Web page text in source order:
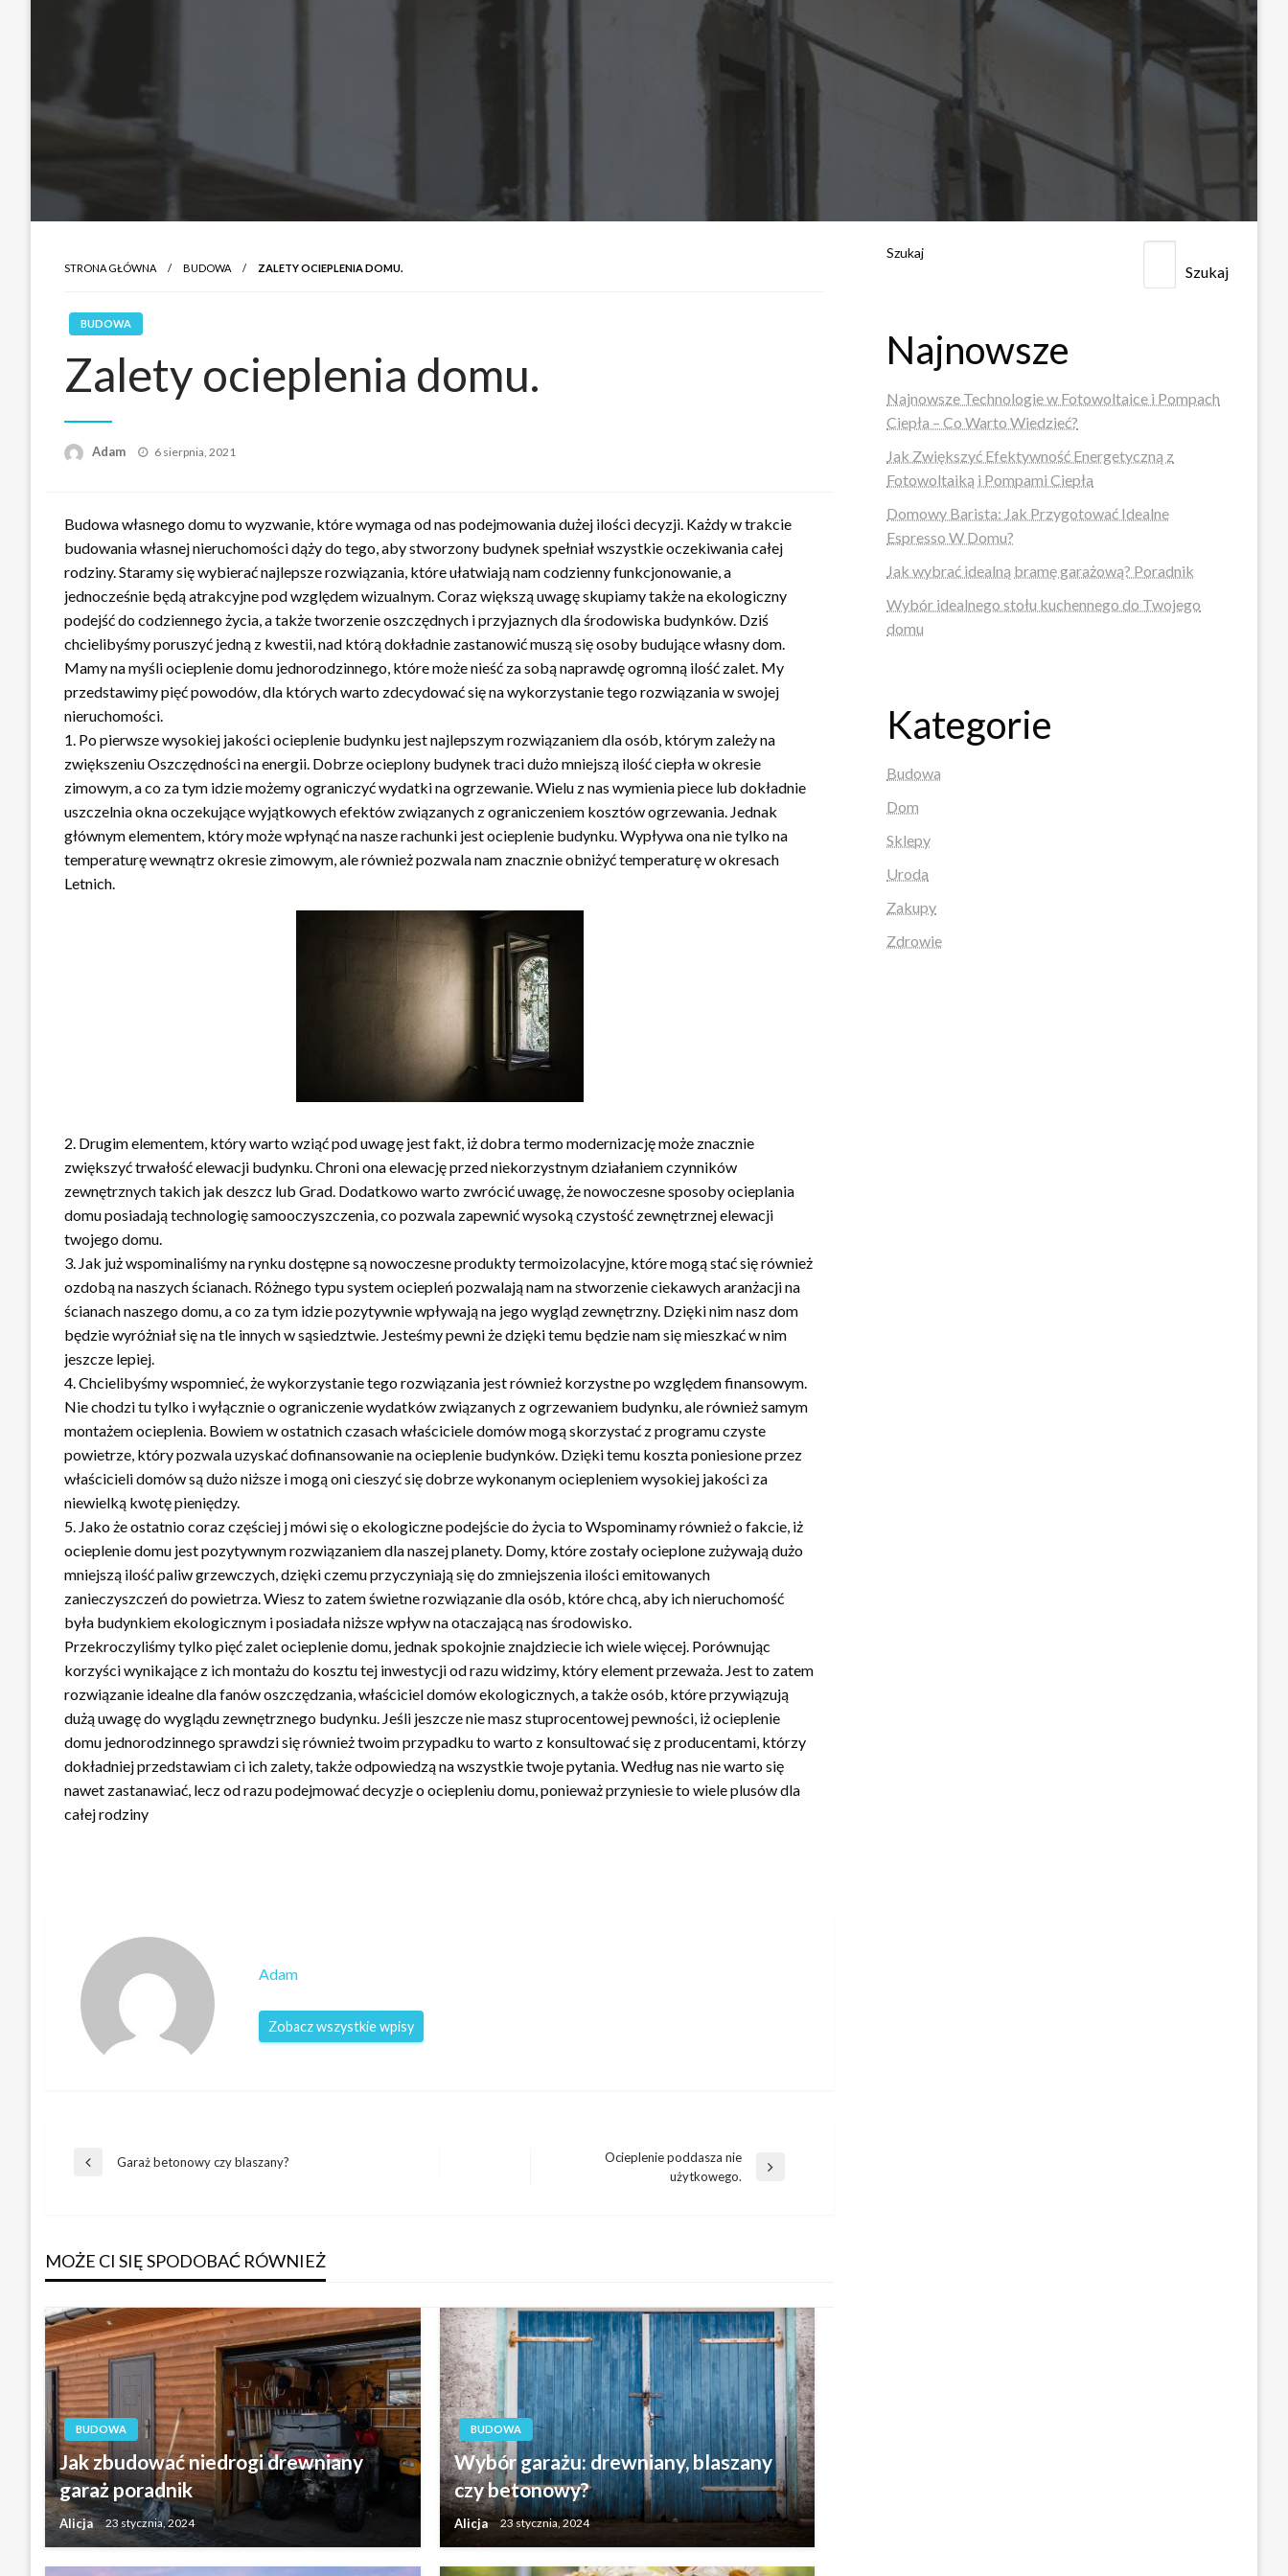
STRONA GŁÓWNA BUDOWA ZALETY OCIEPLENIA DOMU.
BUDOWA
Zalety ocieplenia domu.
Adam
Opublikowane
6 sierpnia, 2021
Budowa własnego domu to wyzwanie, które wymaga od nas podejmowania dużej ilości decyzji. Każdy w trakcie
budowania własnej nieruchomości dąży do tego, aby stworzony budynek spełniał wszystkie oczekiwania całej
rodziny. Staramy się wybierać najlepsze rozwiązania, które ułatwiają nam codzienny funkcjonowanie, a
jednocześnie będą atrakcyjne pod względem wizualnym. Coraz większą uwagę skupiamy także na ekologiczny
podejść do codziennego życia, a także tworzenie oszczędnych i przyjaznych dla środowiska budynków. Dziś
chcielibyśmy poruszyć jedną z kwestii, nad którą dokładnie zastanowić muszą się osoby budujące własny dom.
Mamy na myśli ocieplenie domu jednorodzinnego, które może nieść za sobą naprawdę ogromną ilość zalet. My
przedstawimy pięć powodów, dla których warto zdecydować się na wykorzystanie tego rozwiązania w swojej
nieruchomości.
1. Po pierwsze wysokiej jakości ocieplenie budynku jest najlepszym rozwiązaniem dla osób, którym zależy na
zwiększeniu Oszczędności na energii. Dobrze ocieplony budynek traci dużo mniejszą ilość ciepła w okresie
zimowym, a co za tym idzie możemy ograniczyć wydatki na ogrzewanie. Wielu z nas wymienia piece lub dokładnie
uszczelnia okna oczekujące wyjątkowych efektów związanych z ograniczeniem kosztów ogrzewania. Jednak
głównym elementem, który może wpłynąć na nasze rachunki jest ocieplenie budynku. Wypływa ona nie tylko na
temperaturę wewnątrz okresie zimowym, ale również pozwala nam znacznie obniżyć temperaturę w okresach
Letnich.
2. Drugim elementem, który warto wziąć pod uwagę jest fakt, iż dobra termo modernizację może znacznie
zwiększyć trwałość elewacji budynku. Chroni ona elewację przed niekorzystnym działaniem czynników
zewnętrznych takich jak deszcz lub Grad. Dodatkowo warto zwrócić uwagę, że nowoczesne sposoby ocieplania
domu posiadają technologię samooczyszczenia, co pozwala zapewnić wysoką czystość zewnętrznej elewacji
twojego domu.
3. Jak już wspominaliśmy na rynku dostępne są nowoczesne produkty termoizolacyjne, które mogą stać się również
ozdobą na naszych ścianach. Różnego typu system ociepleń pozwalają nam na stworzenie ciekawych aranżacji na
ścianach naszego domu, a co za tym idzie pozytywnie wpływają na jego wygląd zewnętrzny. Dzięki nim nasz dom
będzie wyróżniał się na tle innych w sąsiedztwie. Jesteśmy pewni że dzięki temu będzie nam się mieszkać w nim
jeszcze lepiej.
4. Chcielibyśmy wspomnieć, że wykorzystanie tego rozwiązania jest również korzystne po względem finansowym.
Nie chodzi tu tylko i wyłącznie o ograniczenie wydatków związanych z ogrzewaniem budynku, ale również samym
montażem ocieplenia. Bowiem w ostatnich czasach właściciele domów mogą skorzystać z programu czyste
powietrze, który pozwala uzyskać dofinansowanie na ocieplenie budynków. Dzięki temu koszta poniesione przez
właścicieli domów są dużo niższe i mogą oni cieszyć się dobrze wykonanym ociepleniem wysokiej jakości za
niewielką kwotę pieniędzy.
5. Jako że ostatnio coraz częściej j mówi się o ekologiczne podejście do życia to Wspominamy również o fakcie, iż
ocieplenie domu jest pozytywnym rozwiązaniem dla naszej planety. Domy, które zostały ocieplone zużywają dużo
mniejszą ilość paliw grzewczych, dzięki czemu przyczyniają się do zmniejszenia ilości emitowanych
zanieczyszczeń do powietrza. Wiesz to zatem świetne rozwiązanie dla osób, które chcą, aby ich nieruchomość
była budynkiem ekologicznym i posiadała niższe wpływ na otaczającą nas środowisko.
Przekroczyliśmy tylko pięć zalet ocieplenie domu, jednak spokojnie znajdziecie ich wiele więcej. Porównując
korzyści wynikające z ich montażu do kosztu tej inwestycji od razu widzimy, który element przeważa. Jest to zatem
rozwiązanie idealne dla fanów oszczędzania, właściciel domów ekologicznych, a także osób, które przywiązują
dużą uwagę do wyglądu zewnętrznego budynku. Jeśli jeszcze nie masz stuprocentowej pewności, iż ocieplenie
domu jednorodzinnego sprawdzi się również twoim przypadku to warto z konsultować się z producentami, którzy
dokładniej przedstawiam ci ich zalety, także odpowiedzą na wszystkie twoje pytania. Według nas nie warto się
nawet zastanawiać, lecz od razu podejmować decyzje o ociepleniu domu, ponieważ przyniesie to wiele plusów dla
całej rodziny
Adam
Zobacz wszystkie wpisy
Nawigacja
Poprzedni
Garaż betonowy czy blaszany?
Ocieplenie poddasza nie
użytkowego.
MOŻE CI SIĘ SPODOBAĆ RÓWNIEŻ
BUDOWA
Jak zbudować niedrogi drewniany
garaż poradnik
Alicja 23 stycznia, 2024
BUDOWA
Wybór garażu: drewniany, blaszany
czy betonowy?
Alicja 23 stycznia, 2024
Szukaj
Szukaj
Najnowsze
Najnowsze Technologie w Fotowoltaice i Pompach
Ciepła – Co Warto Wiedzieć?
Jak Zwiększyć Efektywność Energetyczną z
Fotowoltaiką i Pompami Ciepła
Domowy Barista: Jak Przygotować Idealne
Espresso W Domu?
Jak wybrać idealną bramę garażową? Poradnik
Wybór idealnego stołu kuchennego do Twojego
domu
Kategorie
Budowa
Dom
Sklepy
Uroda
Zakupy
Zdrowie